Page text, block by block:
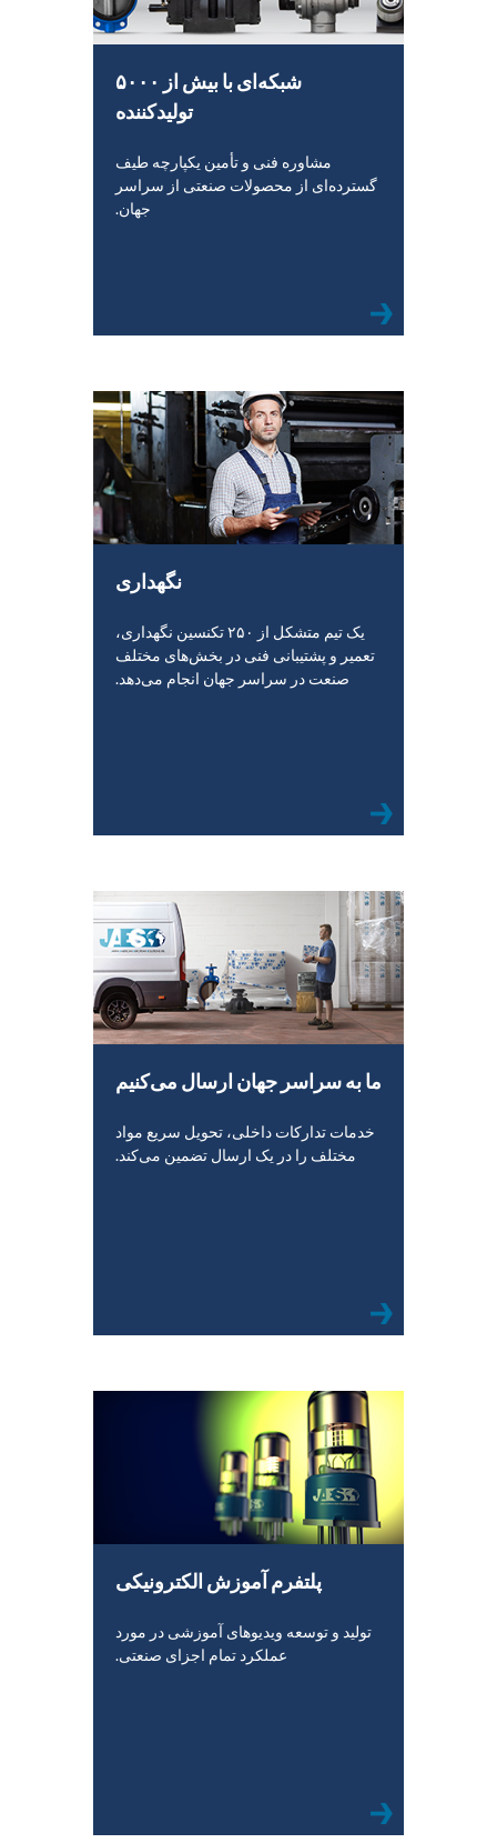
شبکه‌ای با بیش از ۵۰۰۰
تولیدکننده
مشاوره فنی و تأمین یکپارچه طیف
گسترده‌ای از محصولات صنعتی از سراسر
جهان.
نگهداری
یک تیم متشکل از ۲۵۰ تکنسین نگهداری،
تعمیر و پشتیبانی فنی در بخش‌های مختلف
صنعت در سراسر جهان انجام می‌دهد.
ما به سراسر جهان ارسال می‌کنیم
خدمات تدارکات داخلی، تحویل سریع مواد
مختلف را در یک ارسال تضمین می‌کند.
پلتفرم آموزش الکترونیکی
تولید و توسعه ویدیوهای آموزشی در مورد
عملکرد تمام اجزای صنعتی.